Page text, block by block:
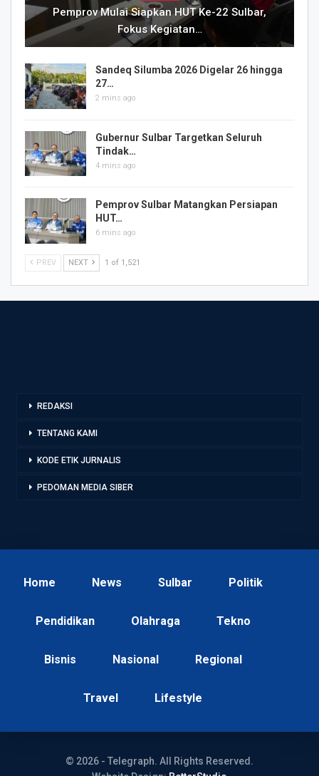
Pemprov Mulai Siapkan HUT Ke-22 Sulbar,
Fokus Kegiatan…
Sandeq Silumba 2026 Digelar 26 hingga
27…
2 mins ago
Gubernur Sulbar Targetkan Seluruh
Tindak…
4 mins ago
Pemprov Sulbar Matangkan Persiapan
HUT…
6 mins ago
PREV NEXT 1 of 1,521
REDAKSI
TENTANG KAMI
KODE ETIK JURNALIS
PEDOMAN MEDIA SIBER
Home News Sulbar Politik
Pendidikan Olahraga Tekno
Bisnis Nasional Regional
Travel Lifestyle
© 2026 - Telegraph. All Rights Reserved.